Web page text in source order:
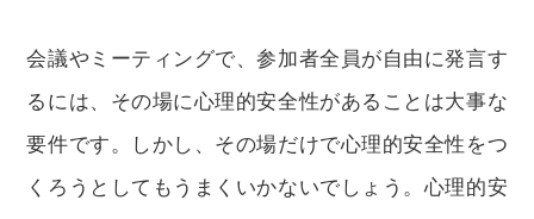
会議やミーティングで、参加者全員が自由に発言す
るには、その場に心理的安全性があることは大事な
要件です。しかし、その場だけで心理的安全性をつ
くろうとしてもうまくいかないでしょう。心理的安